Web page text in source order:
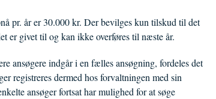
pr. år er 30.000 kr. Der bevilges kun tilskud til det
er givet til og kan ikke overføres til næste år.
ansøgere indgår i en fælles ansøgning, fordeles det
registreres dermed hos forvaltningen med sin
ansøger fortsat har mulighed for at søge